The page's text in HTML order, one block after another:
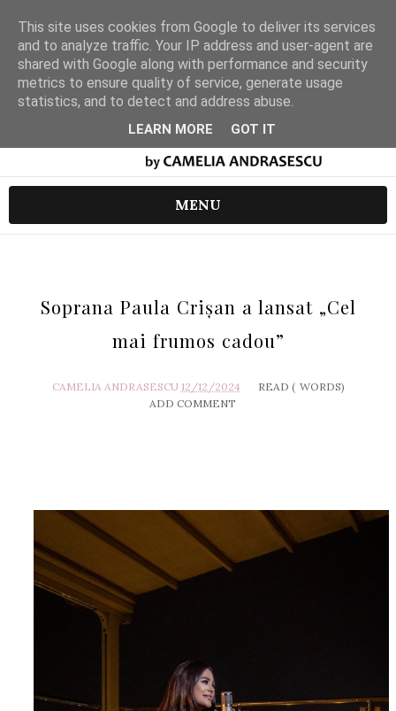
MENU
Soprana Paula Crișan a lansat „Cel
mai frumos cadou”
CAMELIA ANDRASESCU 12/12/2024 READ ( WORDS)
ADD COMMENT
This site uses cookies from Google to deliver its services
and to analyze traffic. Your IP address and user-agent are
shared with Google along with performance and security
metrics to ensure quality of service, generate usage
statistics, and to detect and address abuse.
LEARN MORE GOT IT